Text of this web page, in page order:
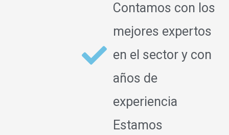
Contamos con los
mejores expertos
en el sector y con
años de
experiencia
Estamos